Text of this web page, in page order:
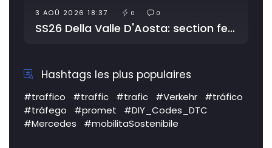
3 AOÛ 2026 18:37 0 0
SS26 Della Valle D'Aosta: section fermée pour travaux
Hashtags les plus populaires
#traffico #traffic #trafic #Verkehr
#tráfico
#tráfego
#promet
#DIY_Codes_DTC
#Mercedes
#mobilitaSostenibile